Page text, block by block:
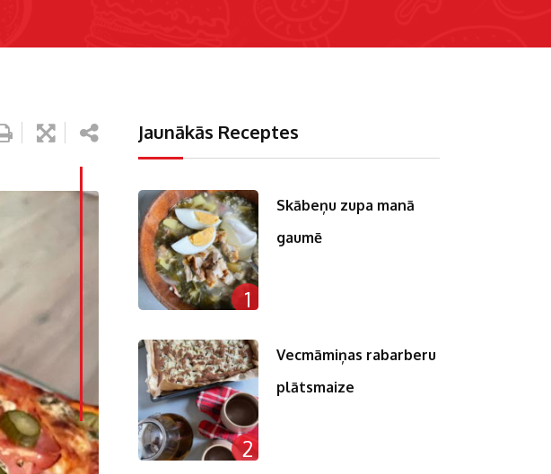
LinkedIn
Whatsapp
Pinterest
Print
Jaunākās Receptes
1
Skābeņu zupa manā
gaumē
2
Vecmāmiņas rabarberu
plātsmaize